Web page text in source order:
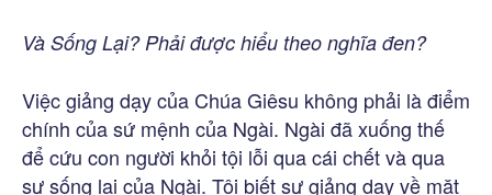
Và Sống Lại? Phải được hiểu theo nghĩa đen?
Việc giảng dạy của Chúa Giêsu không phải là điểm
chính của sứ mệnh của Ngài. Ngài đã xuống thế
để cứu con người khỏi tội lỗi qua cái chết và qua
sự sống lại của Ngài. Tôi biết sự giảng dạy về mặt